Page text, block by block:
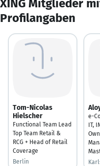
XING Mitglieder
Profilangaben
Tom-Nicolas
Hielscher
Functional Team Lead
Top Team Retail &
RCG + Head of Retail
Coverage
Berlin
e-
IT,